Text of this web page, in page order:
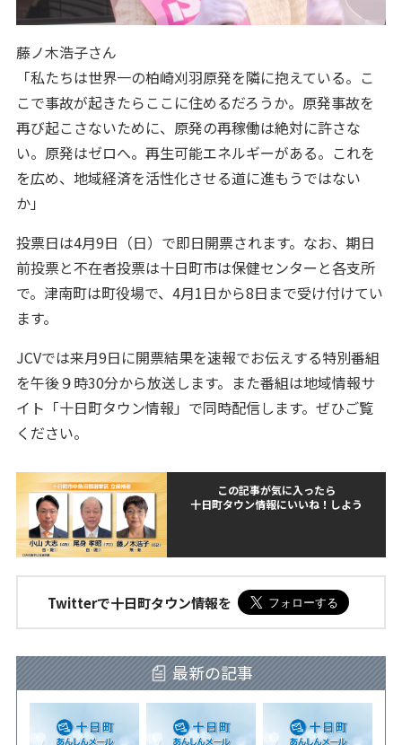
藤ノ木浩子さん
「私たちは世界一の柏崎刈羽原発を隣に抱えている。こ
こで事故が起きたらここに住めるだろうか。原発事故を
再び起こさないために、原発の再稼働は絶対に許さな
い。原発はゼロへ。再生可能エネルギーがある。これを
を広め、地域経済を活性化させる道に進もうではない
か」
投票日は4月9日（日）で即日開票されます。なお、期日
前投票と不在者投票は十日町市は保健センターと各支所
で。津南町は町役場で、4月1日から8日まで受け付けてい
ます。
JCVでは来月9日に開票結果を速報でお伝えする特別番組
を午後９時30分から放送します。また番組は地域情報サ
イト「十日町タウン情報」で同時配信します。ぜひご覧
ください。
この記事が気に入ったら
十日町タウン情報にいいね！しよう
Twitterで十日町タウン情報を
最新の記事